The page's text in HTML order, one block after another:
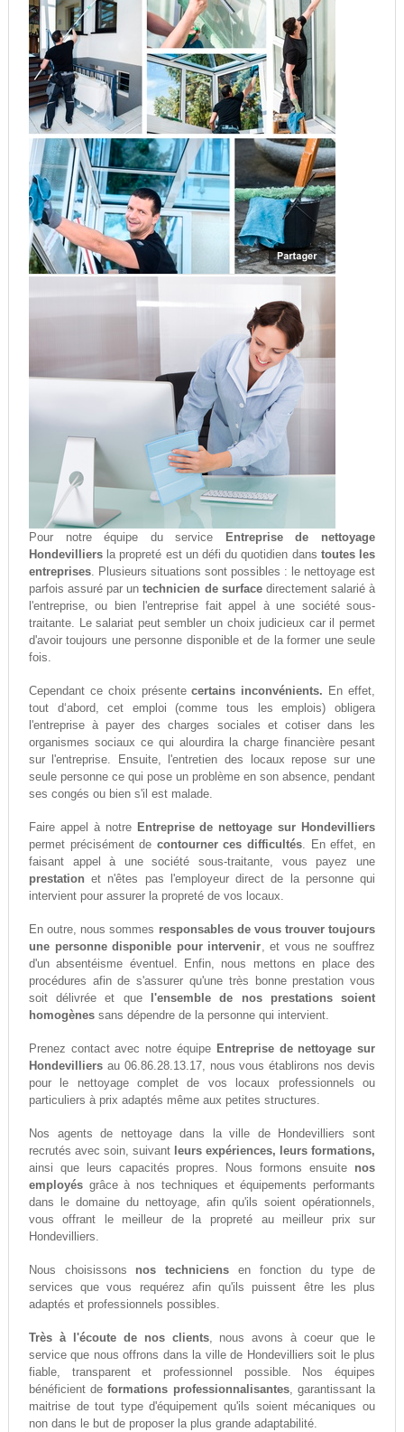
Pour notre équipe du service
Entreprise de nettoyage
Hondevilliersla propreté est un défi du quotidien dans toutes les
entreprises. Plusieurs situations sont possibles : le nettoyage est
parfois assuré par untechnicien de surfacedirectement salarié à
l'entreprise, ou bien l'entreprise fait appel à une société sous-
traitante. Le salariat peut sembler un choix judicieux car il permet
d'avoir toujours une personne disponible et de la former une seule
fois.
Cependant ce choix présentecertains inconvénients. En effet,
tout d‘abord, cet emploi (comme tous les emplois) obligera
l'entreprise à payer des charges sociales et cotiser dans les
organismes sociaux ce qui alourdira la charge financière pesant
sur l'entreprise. Ensuite, l'entretien des locaux repose sur une
seule personne ce qui pose un problème en son absence, pendant
ses congés ou bien s'il est malade.
Faire appel à notre Entreprise de nettoyage sur Hondevilliers
permet précisément de contourner ces difficultés. En effet, en
faisant appel à une société sous-traitante, vous payez une
prestation et n'êtes pas l'employeur direct de la personne qui
intervient pour assurer la propreté de vos locaux.
En outre, nous sommes responsables de vous trouver toujours
une personne disponible pour intervenir, et vous ne souffrez
d'un absentéisme éventuel. Enfin, nous mettons en place des
procédures afin de s'assurer qu'une très bonne prestation vous
soit délivrée et que
l'ensemble de nos prestations soient
homogènessans dépendre de la personne qui intervient.
Prenez contact avec notre équipe Entreprise de nettoyage sur
Hondevilliersau 06.86.28.13.17, nous vous établirons nos devis
pour le nettoyage complet de vos locaux professionnels ou
particuliers à prix adaptés même aux petites structures.
Nos agents de nettoyage dans la ville de Hondevilliers sont
recrutés avec soin, suivant leurs expériences, leurs formations,
ainsi que leurs capacités propres. Nous formons ensuite nos
employésgrâce à nos techniques et équipements performants
dans le domaine du nettoyage, afin qu'ils soient opérationnels,
vous offrant le meilleur de la propreté au meilleur prix sur
Hondevilliers.
Nous choisissons nos techniciens en fonction du type de
services que vous requérez afin qu'ils puissent être les plus
adaptés et professionnels possibles.
Très à l'écoute de nos clients, nous avons à coeur que le
service que nous offrons dans la ville de Hondevilliers soit le plus
fiable, transparent et professionnel possible. Nos équipes
bénéficient deformations professionnalisantes, garantissant la
maitrise de tout type d'équipement qu'ils soient mécaniques ou
non dans le but de proposer la plus grande adaptabilité.